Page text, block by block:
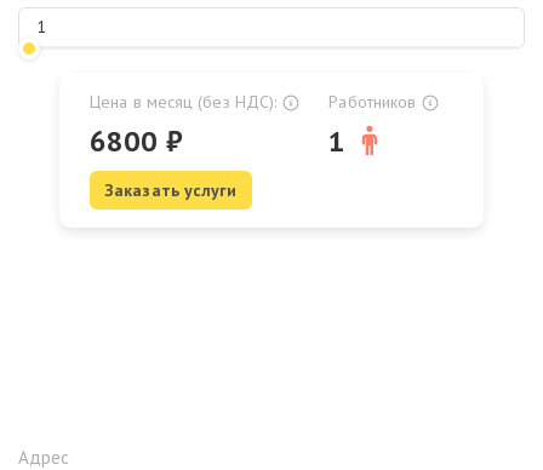
Цена в месяц (без НДС):
6800 ₽
Работников
1
Заказать услуги
Адрес